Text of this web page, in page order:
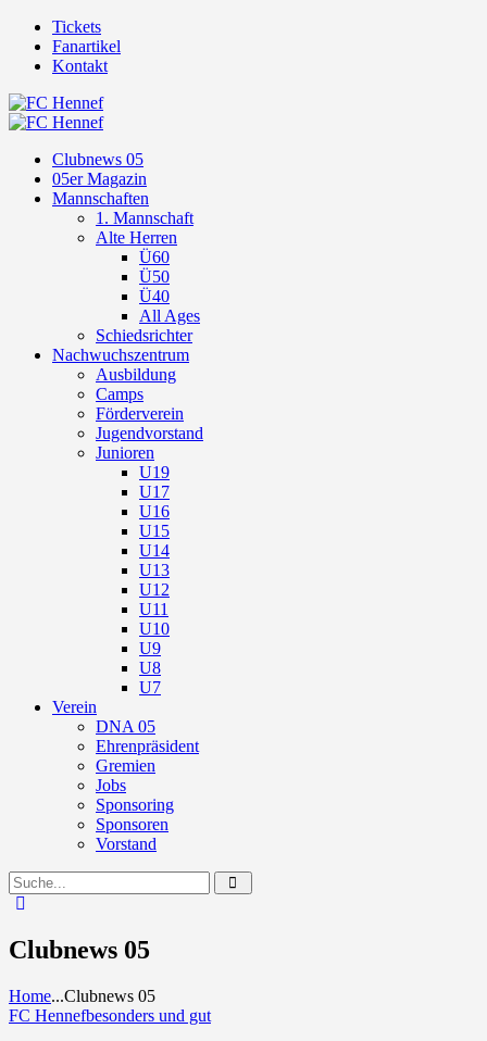
Tickets
Fanartikel
Kontakt
Clubnews 05
05er Magazin
Mannschaften
1. Mannschaft
Alte Herren
Ü60
Ü50
Ü40
All Ages
Schiedsrichter
Nachwuchszentrum
Ausbildung
Camps
Förderverein
Jugendvorstand
Junioren
U19
U17
U16
U15
U14
U13
U12
U11
U10
U9
U8
U7
Verein
DNA 05
Ehrenpräsident
Gremien
Jobs
Sponsoring
Sponsoren
Vorstand
Clubnews 05
Home...Clubnews 05
FC Hennefbesonders und gut